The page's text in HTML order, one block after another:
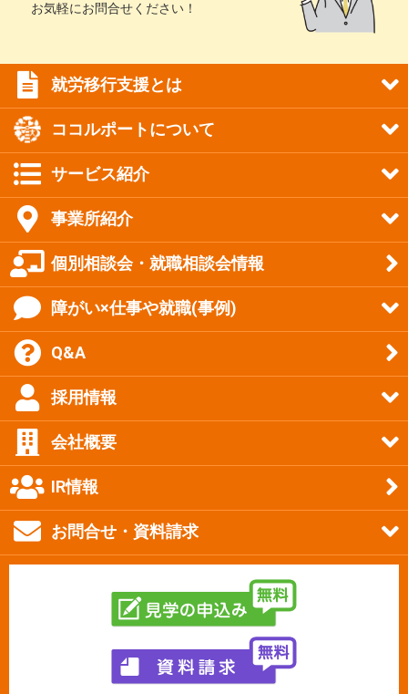
お気軽にお問合せください！
就労移行支援とは
ココルポートについて
サービス紹介
事業所紹介
個別相談会・就職相談会情報
障がい×仕事や就職(事例)
Q&A
採用情報
会社概要
IR情報
お問合せ・資料請求